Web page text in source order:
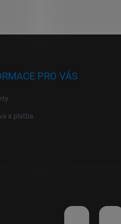
PRO VÁS
a platba